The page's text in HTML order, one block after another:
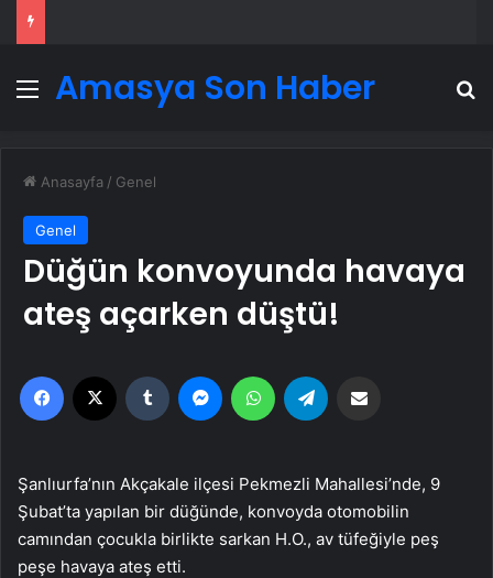
Menü
Amasya Son Haber
Anasayfa / Genel
Genel
Düğün konvoyunda havaya
ateş açarken düştü!
Facebook Tumblr MessengerWhatsApp
Şanlıurfa’nın Akçakale ilçesi Pekmezli Mahallesi’nde, 9
Şubat’ta yapılan bir düğünde, konvoyda otomobilin
camından çocukla birlikte sarkan H.O., av tüfeğiyle peş
peşe havaya ateş etti.